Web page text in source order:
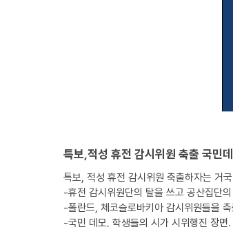
특보,적성 휴전 감시위원 축출 국민
특보, 적성 휴전 감시위원 축출하자는 거
-휴전 감시위원단의 탈을 쓰고 공산집단
-폴란드, 체코슬로바키아 감시위원들을
-국민 데모, 학생들의 시가 시위행진 장면.